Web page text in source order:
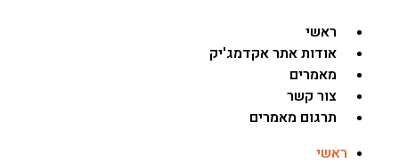
ראשי
אודות אתר אקדמג'יק
מאמרים
צור קשר
תרגום מאמרים